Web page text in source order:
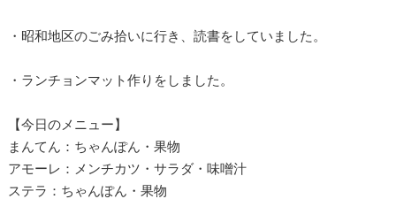
・昭和地区のごみ拾いに行き、読書をしていました。
・ランチョンマット作りをしました。
【今日のメニュー】
まんてん：ちゃんぽん・果物
アモーレ：メンチカツ・サラダ・味噌汁
ステラ：ちゃんぽん・果物